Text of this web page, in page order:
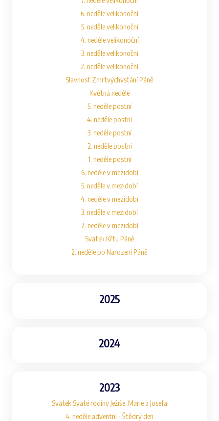
6. neděle velikonoční
5. neděle velikonoční
4. neděle velikonoční
3. neděle velikonoční
2. neděle velikonoční
Slavnost Zmrtvýchvstání Páně
Květná neděle
5. neděle postní
4. neděle postní
3. neděle postní
2. neděle postní
1. neděle postní
6. neděle v mezidobí
5. neděle v mezidobí
4. neděle v mezidobí
3. neděle v mezidobí
2. neděle v mezidobí
Svátek Křtu Páně
2. neděle po Narození Páně
2025
2024
2023
Svátek Svaté rodiny Ježíše, Marie a Josefa
4. neděle adventní - Štědrý den